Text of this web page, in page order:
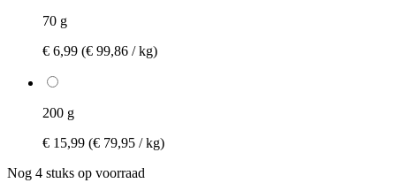
70 g
€ 6,99 (€ 99,86 / kg)
200 g
€ 15,99 (€ 79,95 / kg)
Nog 4 stuks op voorraad